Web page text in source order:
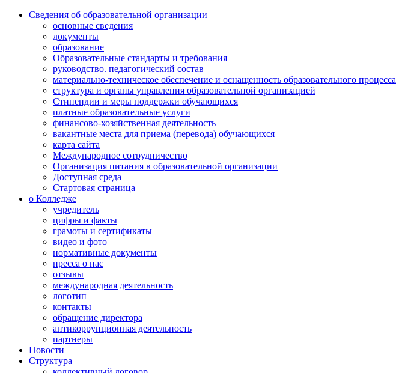
Сведения об образовательной организации
основные сведения
документы
образование
Образовательные стандарты и требования
руководство. педагогический состав
материально-техническое обеспечение и оснащенность образовательного процесса
структура и органы управления образовательной организацией
Стипендии и меры поддержки обучающихся
платные образовательные услуги
финансово-хозяйственная деятельность
вакантные места для приема (перевода) обучающихся
карта сайта
Международное сотрудничество
Организация питания в образовательной организации
Доступная среда
Стартовая страница
о Колледже
учредитель
цифры и факты
грамоты и сертификаты
видео и фото
нормативные документы
пресса о нас
отзывы
международная деятельность
логотип
контакты
обращение директора
антикоррупционная деятельность
партнеры
Новости
Структура